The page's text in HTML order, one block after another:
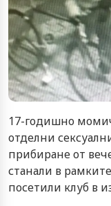
17-годишно
отделни
прибиране от
станали в
посетили клуб в